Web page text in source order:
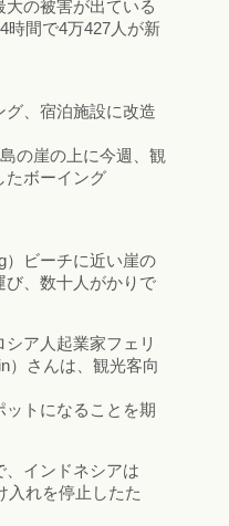
の被害が出ている
時間で4万427人が新
グ、宿泊施設に改造
の崖の上に今週、観
たボーイング
）ビーチに近い崖の
び、数十人がかりで
ア人起業家フェリ
）さんは、観光客向
トになることを期
、インドネシアは
入れを停止したた